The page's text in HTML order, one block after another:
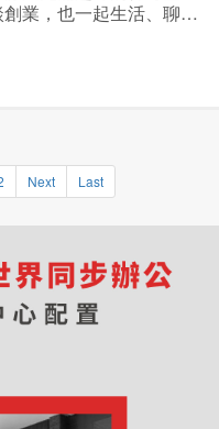
業，也一起生活、聊人
Next Last